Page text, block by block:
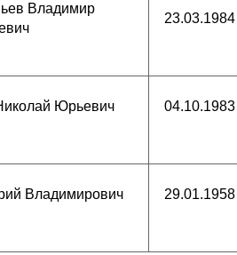
Владимир
23.03.1984
Юрьевич 04.10.1983
Владимирович 29.01.1958